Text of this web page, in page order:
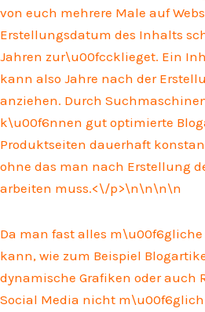
von euch mehrere Male auf
Erstellungsdatum des Inhalts
Jahren zur\u00fccklieget. Ein
kann also Jahre nach der
anziehen. Durch
k\u00f6nnen gut optimierte
Produktseiten dauerhaft
ohne das man nach Erstellung
arbeiten muss.<\/p>\n\n\n\n
Da man fast alles
kann, wie zum Beispiel
dynamische Grafiken oder auch
Social Media nicht